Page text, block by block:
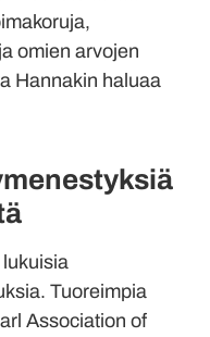
omien arvojen
Hannakin haluaa
Tuoreimpia
Association of